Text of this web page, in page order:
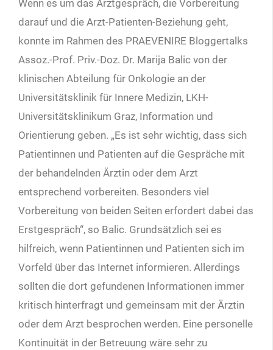
Wenn es um das Arztgespräch, die Vorbe­reitung
darauf und die Arzt-Patienten-Be­ziehung geht,
konnte im Rahmen des PRAEVENIRE Bloggertalks
Assoz.-Prof. Priv.-Doz. Dr. Marija Balic von der
klinischen Abteilung für Onkologie an der
Universitätsklinik für Innere Medizin, LKH-
Universitätsklinikum Graz, Information und
Orientierung geben. „Es ist sehr wichtig, dass sich
Patientinnen und Patienten auf die Gespräche mit
der behandelnden Ärztin oder dem Arzt
entsprechend vorbereiten. Besonders viel
Vorbereitung von beiden Seiten erfordert dabei das
Erstgespräch“, so Balic. Grundsätzlich sei es
hilfreich, wenn Patientinnen und Patienten sich im
Vorfeld über das Internet informieren. Allerdings
sollten die dort gefundenen Informationen immer
kritisch hinterfragt und gemeinsam mit der Ärztin
oder dem Arzt besprochen werden. Eine personelle
Kontinuität in der Betreuung wäre sehr zu